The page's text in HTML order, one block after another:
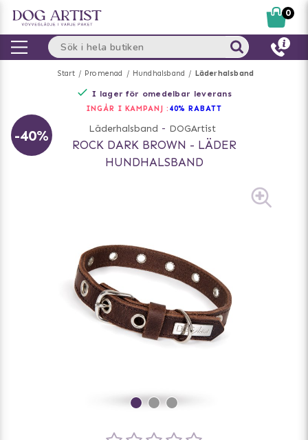
Start Promenad Hundhalsband Läderhalsband
I lager för omedelbar leverans
INGÅR I KAMPANJ : 40% RABATT
-40% Läderhalsband - DOGArtist
ROCK DARK BROWN - LÄDER
HUNDHALSBAND
0